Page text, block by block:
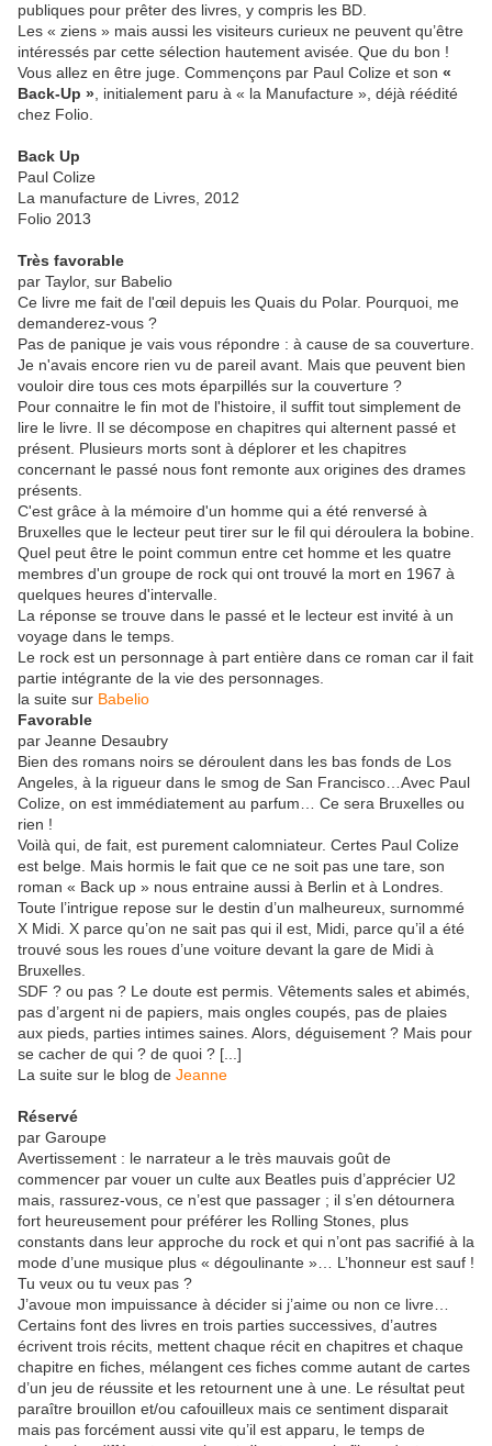
publiques pour prêter des livres, y compris les BD.
Les « ziens » mais aussi les visiteurs curieux ne peuvent qu’être
intéressés par cette sélection hautement avisée. Que du bon !
Vous allez en être juge. Commençons par Paul Colize et son «
Back-Up » , initialement paru à « la Manufacture », déjà réédité
chez Folio.
Back Up
Paul Colize
La manufacture de Livres, 2012
Folio 2013
Très favorable
par Taylor, sur Babelio
Ce livre me fait de l'œil depuis les Quais du Polar. Pourquoi, me
demanderez-vous ?
Pas de panique je vais vous répondre : à cause de sa couverture.
Je n'avais encore rien vu de pareil avant. Mais que peuvent bien
vouloir dire tous ces mots éparpillés sur la couverture ?
Pour connaitre le fin mot de l'histoire, il suffit tout simplement de
lire le livre. Il se décompose en chapitres qui alternent passé et
présent. Plusieurs morts sont à déplorer et les chapitres
concernant le passé nous font remonte aux origines des drames
présents.
C'est grâce à la mémoire d'un homme qui a été renversé à
Bruxelles que le lecteur peut tirer sur le fil qui déroulera la bobine.
Quel peut être le point commun entre cet homme et les quatre
membres d'un groupe de rock qui ont trouvé la mort en 1967 à
quelques heures d'intervalle.
La réponse se trouve dans le passé et le lecteur est invité à un
voyage dans le temps.
Le rock est un personnage à part entière dans ce roman car il fait
partie intégrante de la vie des personnages.
la suite sur Babelio
Favorable
par Jeanne Desaubry
Bien des romans noirs se déroulent dans les bas fonds de Los
Angeles, à la rigueur dans le smog de San Francisco…Avec Paul
Colize, on est immédiatement au parfum… Ce sera Bruxelles ou
rien !
Voilà qui, de fait, est purement calomniateur. Certes Paul Colize
est belge. Mais hormis le fait que ce ne soit pas une tare, son
roman « Back up » nous entraine aussi à Berlin et à Londres.
Toute l’intrigue repose sur le destin d’un malheureux, surnommé
X Midi. X parce qu’on ne sait pas qui il est, Midi, parce qu’il a été
trouvé sous les roues d’une voiture devant la gare de Midi à
Bruxelles.
SDF ? ou pas ? Le doute est permis. Vêtements sales et abimés,
pas d’argent ni de papiers, mais ongles coupés, pas de plaies
aux pieds, parties intimes saines. Alors, déguisement ? Mais pour
se cacher de qui ? de quoi ? [...]
La suite sur le blog de Jeanne
Réservé
par Garoupe
Avertissement : le narrateur a le très mauvais goût de
commencer par vouer un culte aux Beatles puis d’apprécier U2
mais, rassurez-vous, ce n’est que passager ; il s’en détournera
fort heureusement pour préférer les Rolling Stones, plus
constants dans leur approche du rock et qui n’ont pas sacrifié à la
mode d’une musique plus « dégoulinante »… L’honneur est sauf !
Tu veux ou tu veux pas ?
J’avoue mon impuissance à décider si j’aime ou non ce livre…
Certains font des livres en trois parties successives, d’autres
écrivent trois récits, mettent chaque récit en chapitres et chaque
chapitre en fiches, mélangent ces fiches comme autant de cartes
d’un jeu de réussite et les retournent une à une. Le résultat peut
paraître brouillon et/ou cafouilleux mais ce sentiment disparait
mais pas forcément aussi vite qu’il est apparu, le temps de